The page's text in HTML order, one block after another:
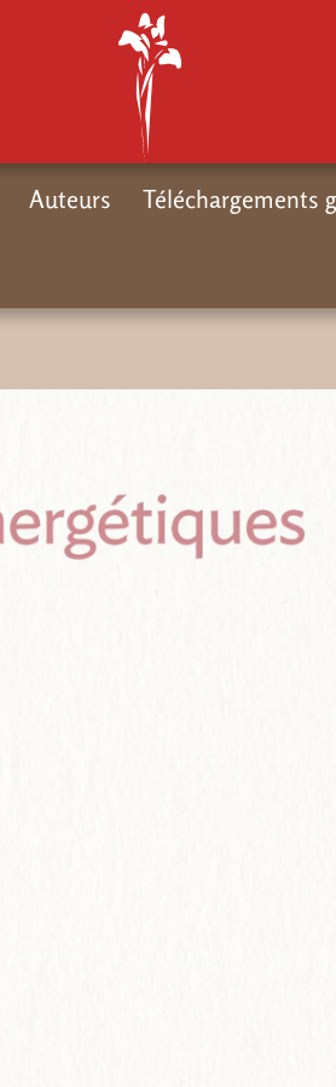
Auteurs Téléchargements